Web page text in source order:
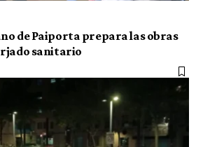
de Paiporta prepara las obras
sanitario